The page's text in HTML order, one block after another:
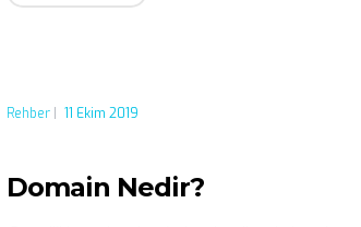
Rehber 11 Ekim 2019
Domain Nedir?